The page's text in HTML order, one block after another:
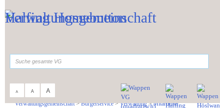
A A A
Verwaltungsgemeinschaft>Bürgerservice>Verwaltung>Mitarbeiter